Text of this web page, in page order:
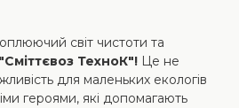
світ чистоти та
ТехноК"! Це не
для маленьких екологів
героями, які допомагають